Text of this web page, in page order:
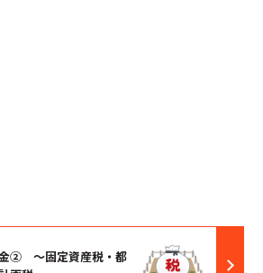
② ～固定資産税・都